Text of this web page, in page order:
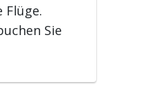
Flüge.
Sie